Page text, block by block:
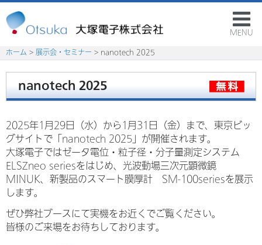
MENU
ホーム > 展示会・セミナー > nanotech 2025
nanotech 2025
2025年1月29日（水）から1月31日（金）まで、東京ビッ
グサイトで「nanotech 2025」が開催されます。
大塚電子ではゼータ電位・粒子径・分子量測定システム
ELSZneo seriesをはじめ、光波動場三次元顕微鏡
MINUK、新製品のスマート膜厚計 SM-100seriesを展示
します。
ぜひ弊社ブースにて実機をお近くでご覧ください。
皆様のご来場をお待ちしております。